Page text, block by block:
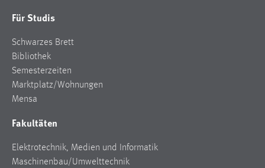
Für Studis
Schwarzes Brett
Bibliothek
Semesterzeiten
Marktplatz/Wohnungen
Mensa
Fakultäten
Elektrotechnik, Medien und Informatik
Maschinenbau/Umwelttechnik